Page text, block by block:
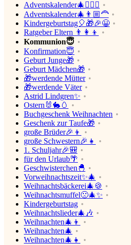
Adventskalender🎄👱🏼‍♀️
Adventskalender🎄👨🏼‍🦰
Kindergeburtstag🎈🎁🎉😀
Ratgeber Eltern 👨‍👩‍👦
Kommunion😇
Konfirmation😇
Geburt Junge🎁
Geburt Mädchen🎁
🎁werdende Mütter
🎁werdende Väter
Astrid Lindgren✨
Ostern🐰🐇🥚
Buchgeschenk Weihnachten
Geschenk zur Taufe🎁
große Brüder🎉👦
große Schwestern🎉👧
1. Schuljahr🎉🎒
für den Urlaub🌴
Geschwisterchen🐣
Vorweihnachtszeit✨🎄
Weihnachtsbäckerei🎄🍪
Weihnachtsmuffel🙁🎄✨
Kindergeburtstag
Weihnachtslieder🎄🎶
Weihnachten🎄👦
Weihnachten🎄
Weihnachten🎄👧